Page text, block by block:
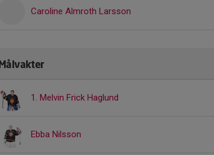
Caroline Almroth Larsson
Målvakter
1. Melvin Frick Haglund
Ebba Nilsson